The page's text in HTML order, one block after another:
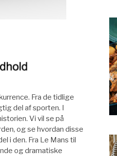
Fra de tidlige
del af sporten. I
Vi vil se på
og se hvordan disse
i den. Fra Le Mans til
og dramatiske